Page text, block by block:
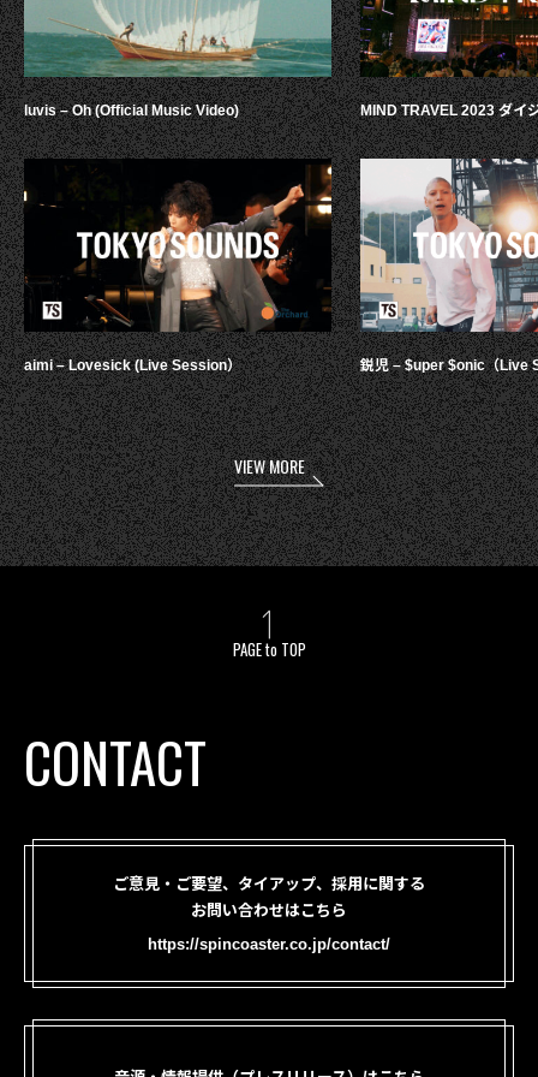
luvis – Oh (Official Music Video)
aimi – Lovesick (Live Session）
MIND TRAVEL 2023 ダイ
鋭児 – $uper $onic（Live
VIEW MORE
PAGE to TOP
CONTACT
ご意見・ご要望、タイアップ、採用に関する
お問い合わせはこちら
https://spincoaster.co.jp/contact/